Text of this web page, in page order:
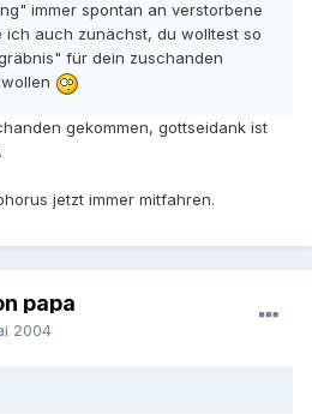
immer spontan an verstorbene
ich auch zunächst, du wolltest so
für dein zuschanden
gekommen, gottseidank ist
jetzt immer mitfahren.
papa
2004